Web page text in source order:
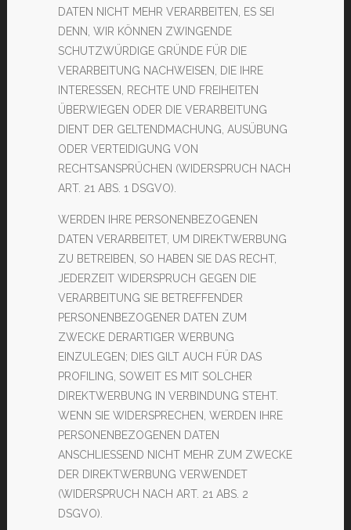
DATEN NICHT MEHR VERARBEITEN, ES SEI
DENN, WIR KÖNNEN ZWINGENDE
SCHUTZWÜRDIGE GRÜNDE FÜR DIE
VERARBEITUNG NACHWEISEN, DIE IHRE
INTERESSEN, RECHTE UND FREIHEITEN
ÜBERWIEGEN ODER DIE VERARBEITUNG
DIENT DER GELTENDMACHUNG, AUSÜBUNG
ODER VERTEIDIGUNG VON
RECHTSANSPRÜCHEN (WIDERSPRUCH NACH
ART. 21 ABS. 1 DSGVO).
WERDEN IHRE PERSONENBEZOGENEN
DATEN VERARBEITET, UM DIREKTWERBUNG
ZU BETREIBEN, SO HABEN SIE DAS RECHT,
JEDERZEIT WIDERSPRUCH GEGEN DIE
VERARBEITUNG SIE BETREFFENDER
PERSONENBEZOGENER DATEN ZUM
ZWECKE DERARTIGER WERBUNG
EINZULEGEN; DIES GILT AUCH FÜR DAS
PROFILING, SOWEIT ES MIT SOLCHER
DIREKTWERBUNG IN VERBINDUNG STEHT.
WENN SIE WIDERSPRECHEN, WERDEN IHRE
PERSONENBEZOGENEN DATEN
ANSCHLIESSEND NICHT MEHR ZUM ZWECKE
DER DIREKTWERBUNG VERWENDET
(WIDERSPRUCH NACH ART. 21 ABS. 2
DSGVO).